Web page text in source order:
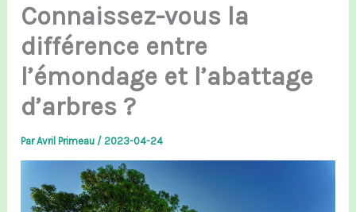
Connaissez-vous la
différence entre
l’émondage et l’abattage
d’arbres ?
ParAvril Primeau /2023-04-24